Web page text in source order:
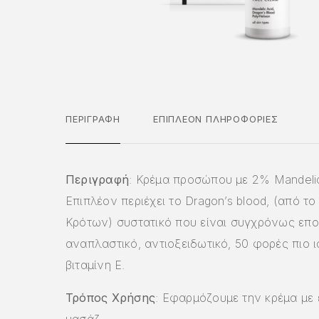
ΠΕΡΙΓΡΑΦΉ ΕΠΙΠΛΈΟΝ ΠΛΗΡΟΦΟΡΊΕΣ
Περιγραφή: Kρέμα προσώπου με 2%
Επιπλέον περιέχει το Dragon’s blood, (από
Κρότων) συστατικό που είναι συγχρόνως
αναπλαστικό, αντιοξειδωτικό, 50 φορές πιο
βιταμίνη Ε.
Τρόπος Χρήσης: Εφαρμόζουμε την κρέμα με